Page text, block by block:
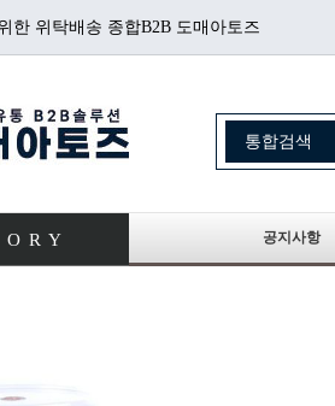
한 위탁배송 종합B2B 도매아토즈
공지사항